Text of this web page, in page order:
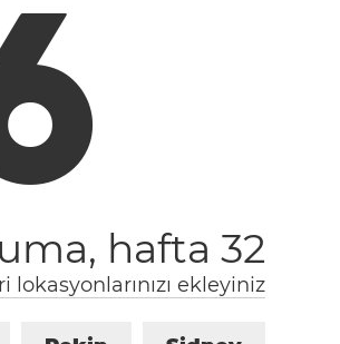
hafta 32
lokasyonlarınızı ekleyiniz